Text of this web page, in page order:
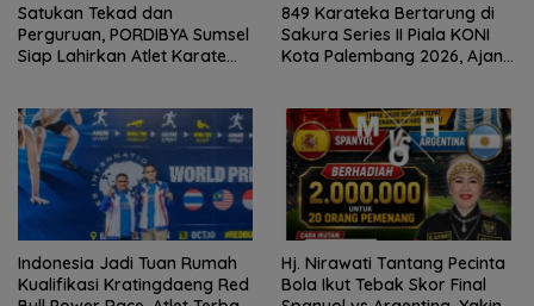
Satukan Tekad dan
Perguruan, PORDIBYA Sumsel
Siap Lahirkan Atlet Karate
849 Karateka Bertarung di
Sakura Series II Piala KONI
Kota Palembang 2026, Ajang
Indonesia Jadi Tuan Rumah
Kualifikasi Kratingdaeng Red
Hj. Nirawati Tantang Pecinta
Bola Ikut Tebak Skor Final